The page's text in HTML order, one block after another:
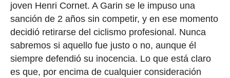
joven Henri Cornet. A Garin se le impuso una
sanción de 2 años sin competir, y en ese momento
decidió retirarse del ciclismo profesional. Nunca
sabremos si aquello fue justo o no, aunque él
siempre defendió su inocencia. Lo que está claro
es que, por encima de cualquier consideración